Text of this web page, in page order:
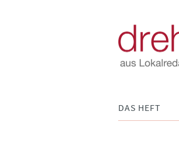
DAS HEFT